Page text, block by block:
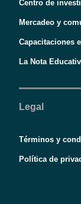
Centro de
Mercadeo y
Capacitaciones
La Nota
Legal
Términos y
Política de